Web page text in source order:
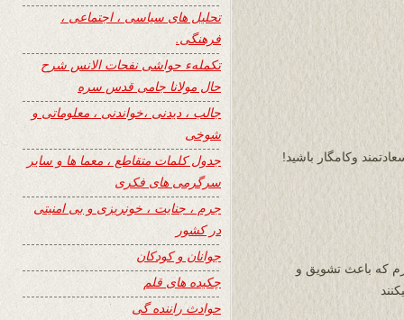
وکامگار باشید!
که باعث تشویق و
تحلیل های سیاسی ، اجتماعی ،
فرهنگی.
تکملهء حواشی نفحات الانس شرح
حال مولانا جامی قدس سره
جالب ، دیدنی ،خواندنی ، معلوماتی و
شوخی
جدول کلمات متقاطع ، معما ها و سایر
سرگرمی های فکری
جرم ، جنایت ، خونریزی و بی امنیتی
در کشور
جوانان و کودکان
چکیده های قلم
حوادث راننده گی